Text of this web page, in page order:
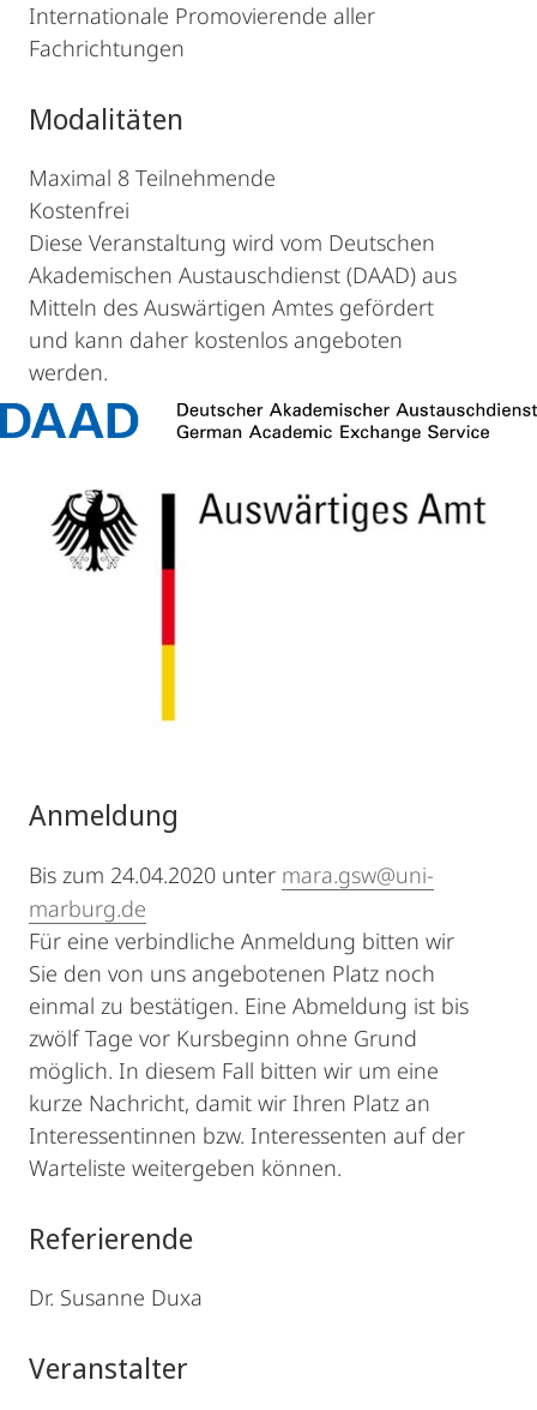
Internationale Promovierende aller
Fachrichtungen
Modalitäten
Maximal 8 Teilnehmende
Kostenfrei
Diese Veranstaltung wird vom Deutschen
Akademischen Austauschdienst (DAAD) aus
Mitteln des Auswärtigen Amtes gefördert
und kann daher kostenlos angeboten
werden.
Anmeldung
Bis zum 24.04.2020 unter mara.gsw@uni-
marburg.de
Für eine verbindliche Anmeldung bitten wir
Sie den von uns angebotenen Platz noch
einmal zu bestätigen. Eine Abmeldung ist bis
zwölf Tage vor Kursbeginn ohne Grund
möglich. In diesem Fall bitten wir um eine
kurze Nachricht, damit wir Ihren Platz an
Interessentinnen bzw. Interessenten auf der
Warteliste weitergeben können.
Referierende
Dr. Susanne Duxa
Veranstalter